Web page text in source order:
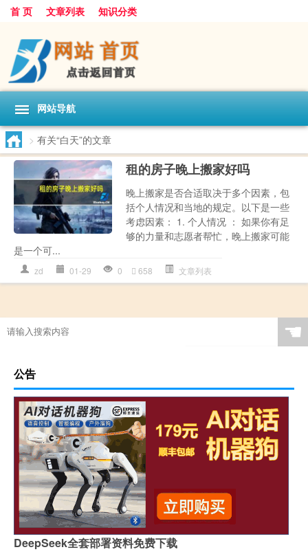
首 页 文章列表 知识分类
网站导航
> 有关“白天”的文章
租的房子晚上搬家好吗
晚上搬家是否合适取决于多个因素，包
括个人情况和当地的规定。以下是一些
考虑因素： 1. 个人情况 ： 如果你有足
够的力量和志愿者帮忙，晚上搬家可能
是一个可...
zd 01-29 0 658 文章列表
☚
公告
DeepSeek全套部署资料免费下载